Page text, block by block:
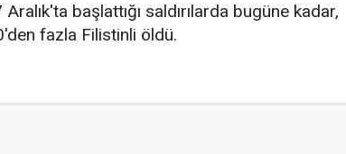
başlattığı saldırılarda bugüne kadar,
fazla Filistinli öldü.